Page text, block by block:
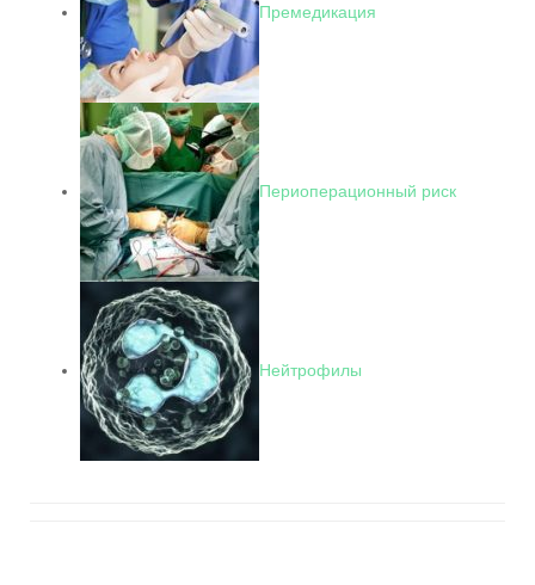
Премедикация
Периоперационный риск
Нейтрофилы